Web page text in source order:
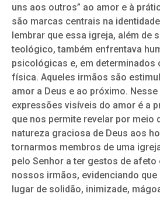
uns aos outros” ao amor e à
são marcas centrais na
lembrar que essa igreja, além de
teológico, também enfrentava
psicológicas e, em determinados
física. Aqueles irmãos são
amor a Deus e ao próximo.
expressões visíveis do amor é a
que nos permite revelar por meio
natureza graciosa de Deus aos
tornarmos membros de uma
pelo Senhor a ter gestos de afeto
nossos irmãos, evidenciando que
lugar de solidão, inimizade,